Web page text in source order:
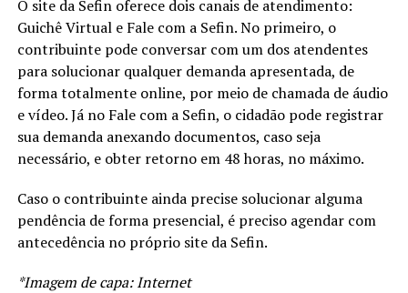
O site da Sefin oferece dois canais de atendimento:
Guichê Virtual e Fale com a Sefin. No primeiro, o
contribuinte pode conversar com um dos atendentes
para solucionar qualquer demanda apresentada, de
forma totalmente online, por meio de chamada de áudio
e vídeo. Já no Fale com a Sefin, o cidadão pode registrar
sua demanda anexando documentos, caso seja
necessário, e obter retorno em 48 horas, no máximo.
Caso o contribuinte ainda precise solucionar alguma
pendência de forma presencial, é preciso agendar com
antecedência no próprio site da Sefin.
*Imagem de capa: Internet